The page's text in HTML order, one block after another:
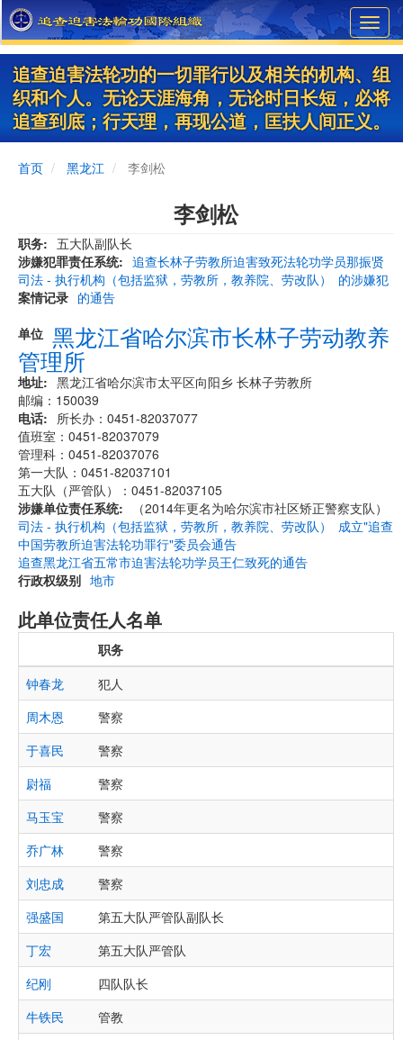
Skip
to
main
content
追查迫害法轮功的一切罪行以及相关的机构、组
织和个人。无论天涯海角，无论时日长短，必将
追查到底；行天理，再现公道，匡扶人间正义。
首页 黑龙江 李剑松
李剑松
职务
五大队副队长
涉嫌犯罪责任系统
司法 - 执行机构（包括监狱，劳教所，教养院、劳改队）
案情记录
追查长林子劳教所迫害致死法轮功学员那振贤
的涉嫌犯
的通告
单位 黑龙江省哈尔滨市长林子劳动教养
管理所
地址
黑龙江省哈尔滨市太平区向阳乡 长林子劳教所
邮编：150039
电话
所长办：0451-82037077
值班室：0451-82037079
管理科：0451-82037076
第一大队：0451-82037101
五大队（严管队）：0451-82037105
涉嫌单位责任系统
司法 - 执行机构（包括监狱，劳教所，教养院、劳改队）
（2014年更名为哈尔滨市社区矫正警察支队）
成立"追查
中国劳教所迫害法轮功罪行"委员会通告
追查黑龙江省五常市迫害法轮功学员王仁致死的通告
行政权级别 地市
此单位责任人名单
职务
钟春龙
犯人
周木恩
警察
于喜民
警察
尉福
警察
马玉宝
警察
乔广林
警察
刘忠成
警察
强盛国
第五大队严管队副队长
丁宏
第五大队严管队
纪刚
四队队长
牛铁民
管教